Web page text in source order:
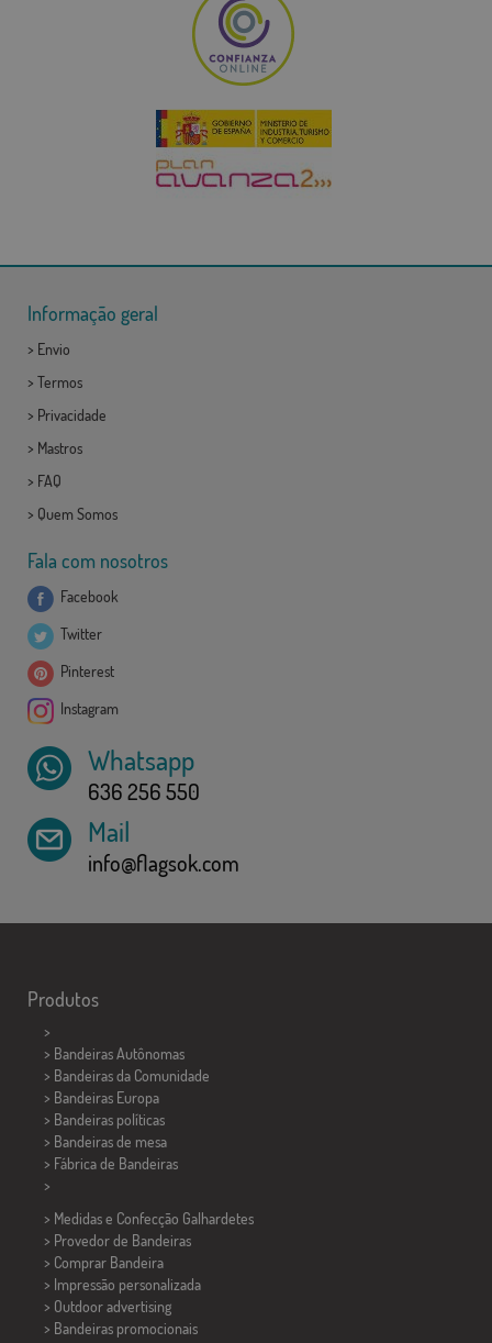
Informação geral
> Envio
> Termos
> Privacidade
> Mastros
> FAQ
> Quem Somos
Fala com nosotros
Facebook
Twitter
Pinterest
Instagram
Whatsapp
636 256 550
Mail
info@flagsok.com
Produtos
>
> Bandeiras Autônomas
> Bandeiras da Comunidade
> Bandeiras Europa
> Bandeiras políticas
> Bandeiras de mesa
> Fábrica de Bandeiras
>
> Medidas e Confecção Galhardetes
> Provedor de Bandeiras
> Comprar Bandeira
> Impressão personalizada
> Outdoor advertising
> Bandeiras promocionais